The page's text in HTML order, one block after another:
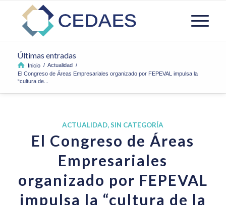
Últimas entradas
Inicio / Actualidad /
El Congreso de Áreas Empresariales organizado por FEPEVAL impulsa la
“cultura de...
ACTUALIDAD,SIN CATEGORÍA
El Congreso de Áreas
Empresariales
organizado por FEPEVAL
impulsa la “cultura de la